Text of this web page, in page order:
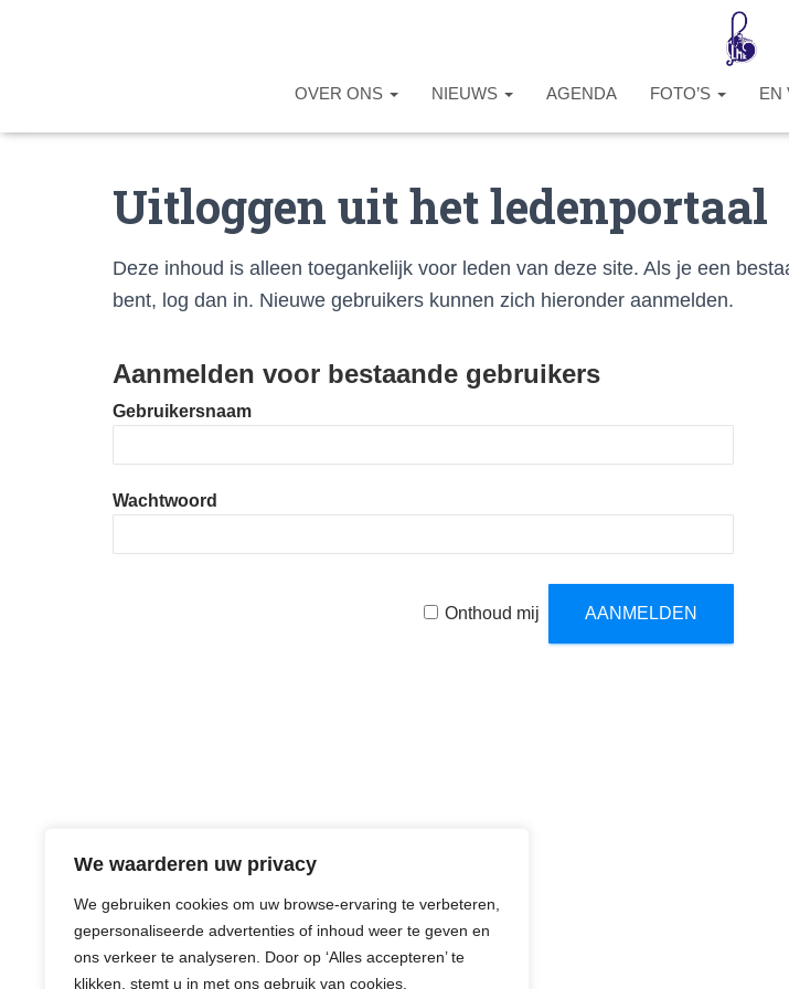
We waarderen uw privacy
We gebruiken cookies om uw browse-ervaring te verbeteren,
gepersonaliseerde advertenties of inhoud weer te geven en
ons verkeer te analyseren. Door op ‘Alles accepteren’ te
klikken, stemt u in met ons gebruik van cookies.
OVER ONS NIEUWS AGENDA FOTO’S EN
Uitloggen uit het ledenportaal
Deze inhoud is alleen toegankelijk voor leden van deze site. Als je een
bent, log dan in. Nieuwe gebruikers kunnen zich hieronder aanmelden.
Aanmelden voor bestaande gebruikers
Gebruikersnaam
Wachtwoord
Onthoud mij